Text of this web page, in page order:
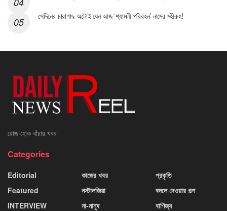
সেদিনের চারাগাছ অটোই যেন আজ ‘শ্যামলী পরিবহন’ নামের মহীরুহ!
রোজ হোক বাঁচার খবর
Categories
Editorial
Featured
INTERVIEW
কাজের খবর
নস্টালজিয়া
না-মানুষ
প্রকৃতি
বদলে দেওয়ার গল্প
বাণিজ্য